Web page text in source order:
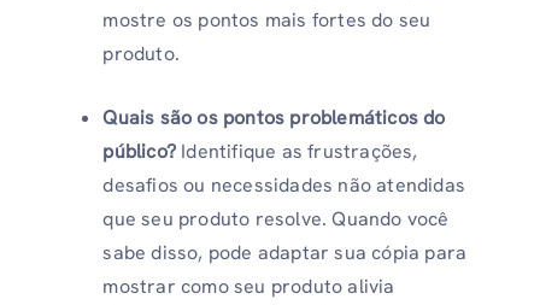
mostre os pontos mais fortes do seu
produto.
Quais são os pontos problemáticos do
público? Identifique as frustrações,
desafios ou necessidades não atendidas
que seu produto resolve. Quando você
sabe disso, pode adaptar sua cópia para
mostrar como seu produto alivia